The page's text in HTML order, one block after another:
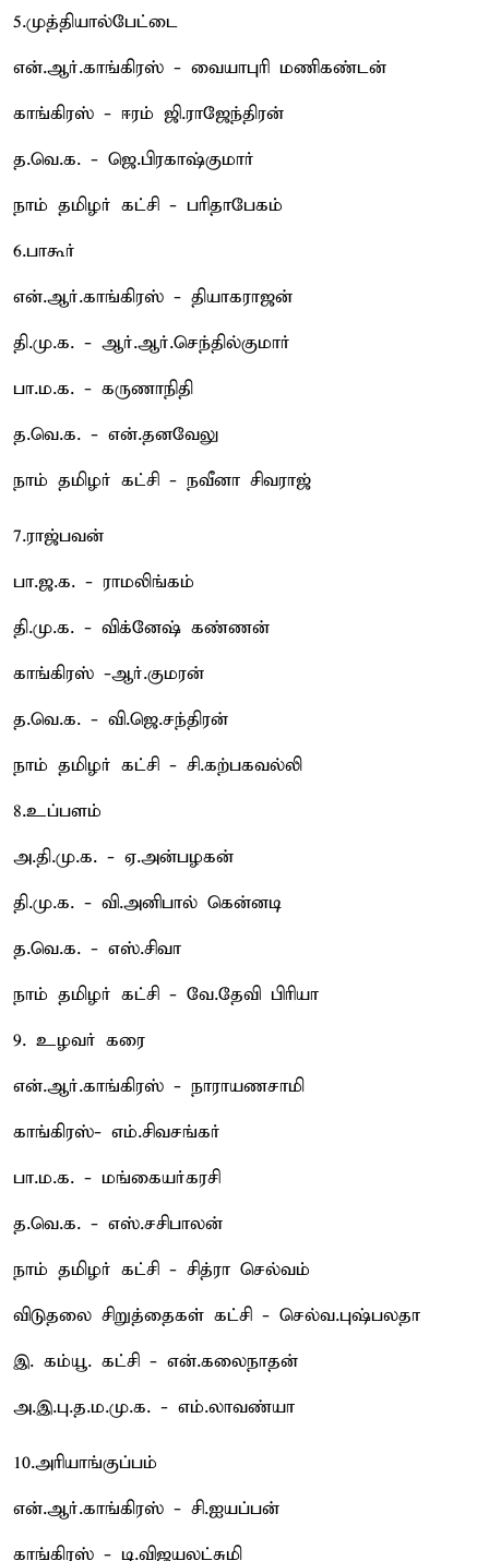
5.முத்தியால்பேட்டை
என்.ஆர்.காங்கிரஸ் - வையாபுரி மணிகண்டன்
காங்கிரஸ் - ஈரம் ஜி.ராஜேந்திரன்
த.வெ.க. - ஜெ.பிரகாஷ்குமார்
நாம் தமிழர் கட்சி - பரிதாபேகம்
6.பாகூர்
என்.ஆர்.காங்கிரஸ் - தியாகராஜன்
தி.மு.க. - ஆர்.ஆர்.செந்தில்குமார்
பா.ம.க. - கருணாநிதி
த.வெ.க. - என்.தனவேலு
நாம் தமிழர் கட்சி - நவீனா சிவராஜ்
7.ராஜ்பவன்
பா.ஜ.க. - ராமலிங்கம்
தி.மு.க. - விக்னேஷ் கண்ணன்
காங்கிரஸ் -ஆர்.குமரன்
த.வெ.க. - வி.ஜெ.சந்திரன்
நாம் தமிழர் கட்சி - சி.கற்பகவல்லி
8.உப்பளம்
அ.தி.மு.க. - ஏ.அன்பழகன்
தி.மு.க. - வி.அனிபால் கென்னடி
த.வெ.க. - எஸ்.சிவா
நாம் தமிழர் கட்சி - வே.தேவி பிரியா
9. உழவர் கரை
என்.ஆர்.காங்கிரஸ் - நாராயணசாமி
காங்கிரஸ்- எம்.சிவசங்கர்
பா.ம.க. - மங்கையர்கரசி
த.வெ.க. - எஸ்.சசிபாலன்
நாம் தமிழர் கட்சி - சித்ரா செல்வம்
விடுதலை சிறுத்தைகள் கட்சி - செல்வ.புஷ்பலதா
இ. கம்யூ. கட்சி - என்.கலைநாதன்
அ.இ.பு.த.ம.மு.க. - எம்.லாவண்யா
10.அரியாங்குப்பம்
என்.ஆர்.காங்கிரஸ் - சி.ஐயப்பன்
காங்கிரஸ் - டி.விஜயலட்சுமி